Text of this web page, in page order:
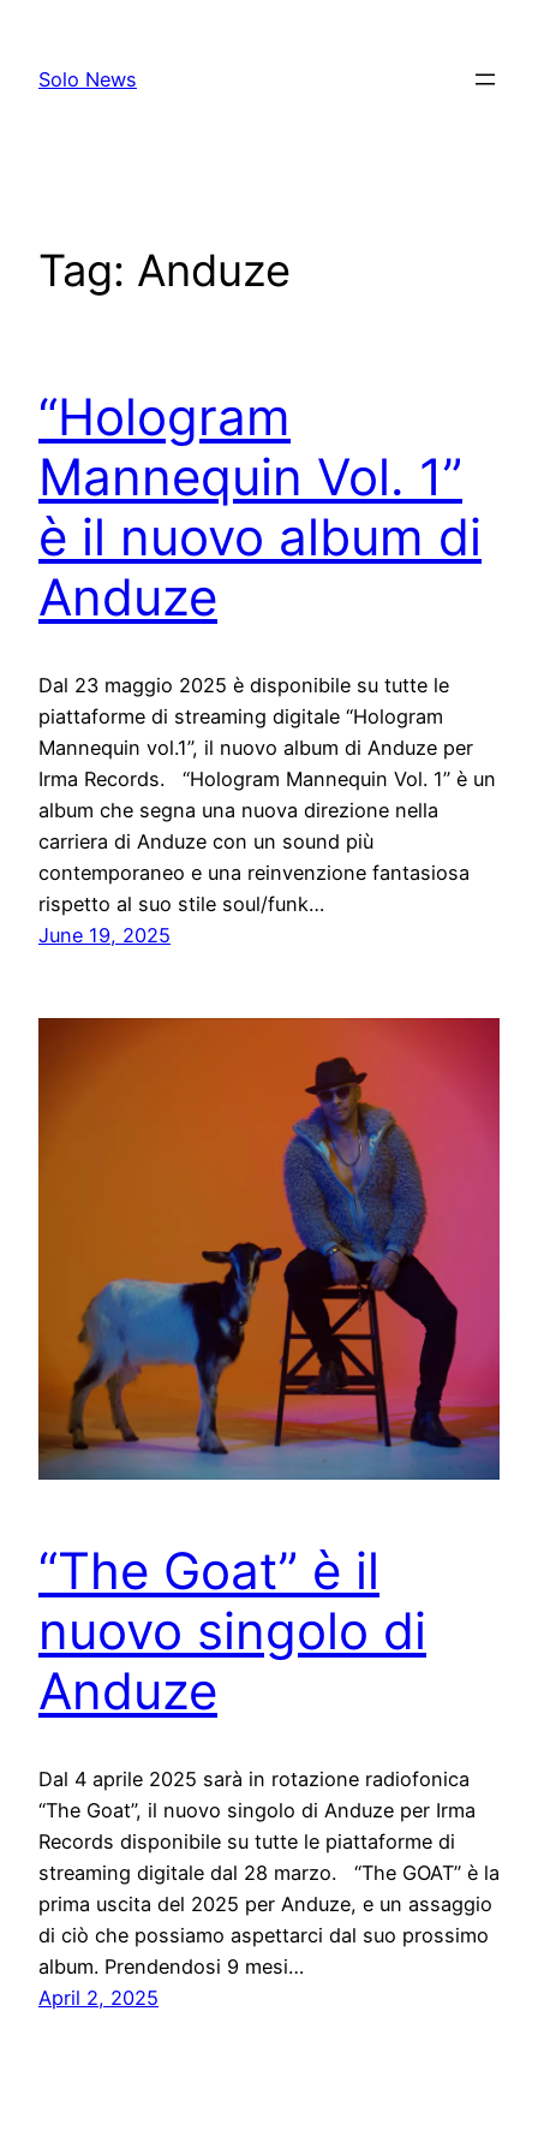
content
Solo News
Tag: Anduze
“Hologram
Mannequin Vol. 1”
è il nuovo album di
Anduze
Dal 23 maggio 2025 è disponibile su tutte le
piattaforme di streaming digitale “Hologram
Mannequin vol.1”, il nuovo album di Anduze per
Irma Records. “Hologram Mannequin Vol. 1” è un
album che segna una nuova direzione nella
carriera di Anduze con un sound più
contemporaneo e una reinvenzione fantasiosa
rispetto al suo stile soul/funk…
June 19, 2025
“The Goat” è il
nuovo singolo di
Anduze
Dal 4 aprile 2025 sarà in rotazione radiofonica
“The Goat”, il nuovo singolo di Anduze per Irma
Records disponibile su tutte le piattaforme di
streaming digitale dal 28 marzo. “The GOAT” è la
prima uscita del 2025 per Anduze, e un assaggio
di ciò che possiamo aspettarci dal suo prossimo
album. Prendendosi 9 mesi…
April 2, 2025